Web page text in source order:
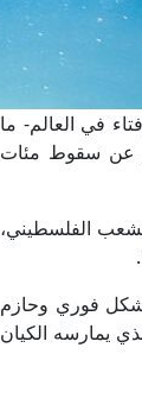
في العالم- ما
عن سقوط مئات
الفلسطيني،
بشكل فوري وحازم
يمارسه الكيان